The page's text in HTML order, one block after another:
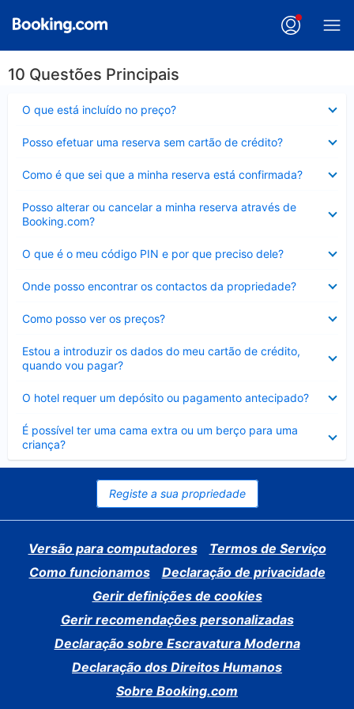
10 Questões Principais
O que está incluído no preço?
fechado
Posso efetuar uma reserva sem cartão de crédito?
fechado
Como é que sei que a minha reserva está confirmada?
fechado
Posso alterar ou cancelar a minha reserva através de
Booking.com?
fechado
O que é o meu código PIN e por que preciso dele?
fechado
Onde posso encontrar os contactos da propriedade?
fechado
Como posso ver os preços?
fechado
Estou a introduzir os dados do meu cartão de crédito,
quando vou pagar?
fechado
O hotel requer um depósito ou pagamento antecipado?
fechado
É possível ter uma cama extra ou um berço para uma
criança?
Elemento
fechado
Registe a sua propriedade
Versão para computadores
Termos de Serviço
Como funcionamos
Declaração de privacidade
Gerir definições de cookies
Gerir recomendações personalizadas
Declaração sobre Escravatura Moderna
Declaração dos Direitos Humanos
Sobre Booking.com